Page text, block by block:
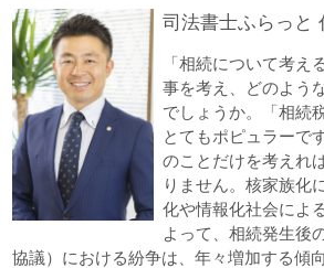
司法書士ふらっ
「相続について考え
事を考え、どのよう
でしょうか。「相続
とてもポピュラーで
のことだけを考えれ
りません。核家族化
化や情報化社会によ
よって、相続発生後
協議）における紛争は、年々増加する傾